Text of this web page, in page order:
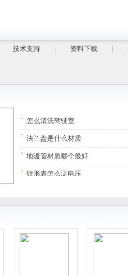
技术支持 资料下载
怎么清洗驾驶室
法兰盘是什么材质
地暖管材质哪个最好
钳形表怎么测电压